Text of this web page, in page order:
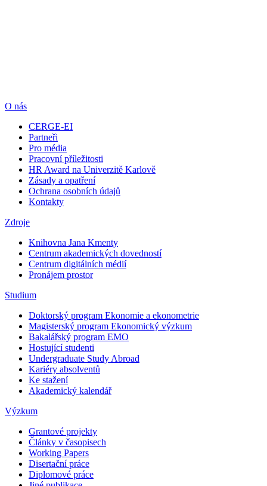
O nás
CERGE-EI
Partneři
Pro média
Pracovní příležitosti
HR Award na Univerzitě Karlově
Zásady a opatření
Ochrana osobních údajů
Kontakty
Zdroje
Knihovna Jana Kmenty
Centrum akademických dovedností
Centrum digitálních médií
Pronájem prostor
Studium
Doktorský program Ekonomie a ekonometrie
Magisterský program Ekonomický výzkum
Bakalářský program EMO
Hostující studenti
Undergraduate Study Abroad
Kariéry absolventů
Ke stažení
Akademický kalendář
Výzkum
Grantové projekty
Články v časopisech
Working Papers
Disertační práce
Diplomové práce